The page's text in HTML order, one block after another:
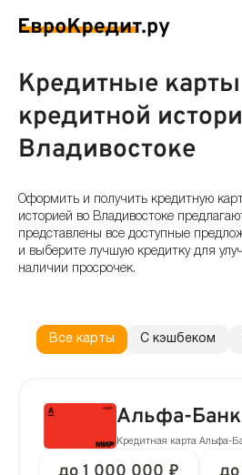
Кредитные
кредитной
Владивостоке
Оформить и получить кредитную
историей во Владивостоке
представлены все доступные
и выберите лучшую кредитку для
наличии просрочек.
Все карты С кэшбеком
Альфа-Банк
Кредитная карта Альфа-